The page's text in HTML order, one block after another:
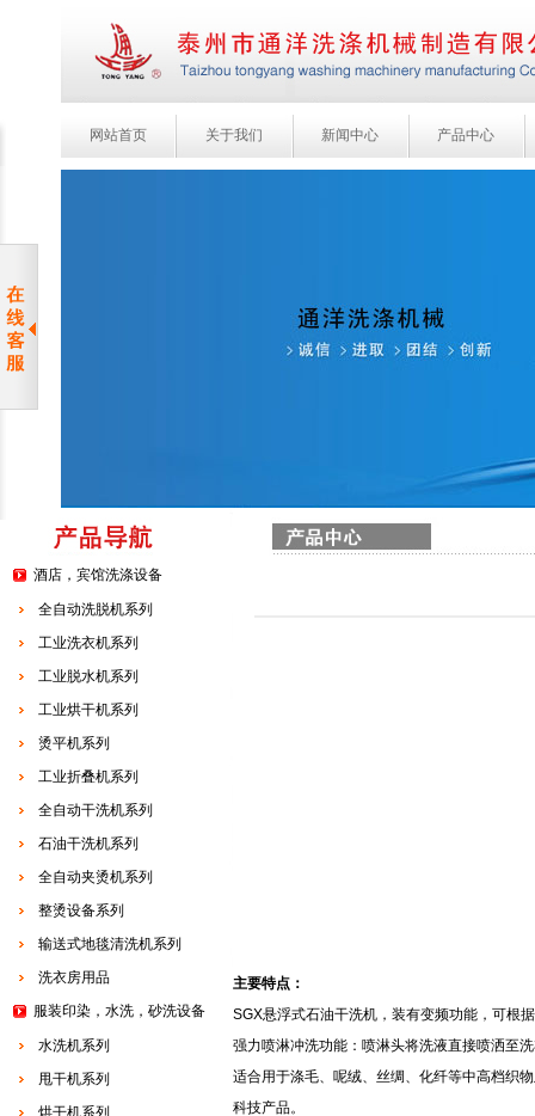
网站首页 关于我们 新闻中心 产品中心
酒店，宾馆洗涤设备
全自动洗脱机系列
工业洗衣机系列
工业脱水机系列
工业烘干机系列
烫平机系列
工业折叠机系列
全自动干洗机系列
石油干洗机系列
全自动夹烫机系列
整烫设备系列
输送式地毯清洗机系列
洗衣房用品
服装印染，水洗，砂洗设备
水洗机系列
甩干机系列
烘干机系列
主要特点：
SGX悬浮式石油干洗机，装有变频功能，可根
强力喷淋冲洗功能：喷淋头将洗液直接喷洒至
适合用于涤毛、呢绒、丝绸、化纤等中高档织
科技产品。